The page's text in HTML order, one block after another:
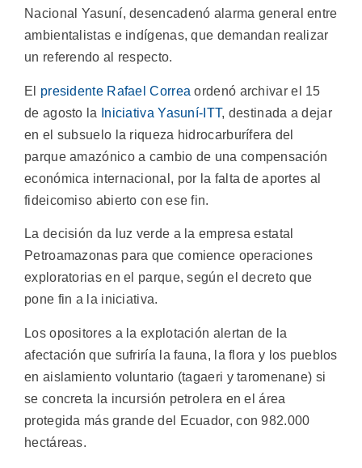
Nacional Yasuní, desencadenó alarma general entre
ambientalistas e indígenas, que demandan realizar
un referendo al respecto.
El presidente Rafael Correa ordenó archivar el 15
de agosto la
Iniciativa Yasuní-ITT, destinada a dejar
en el subsuelo la riqueza hidrocarburífera del
parque amazónico a cambio de una compensación
económica internacional, por la falta de aportes al
fideicomiso abierto con ese fin.
La decisión da luz verde a la empresa estatal
Petroamazonas para que comience operaciones
exploratorias en el parque, según el decreto que
pone fin a la iniciativa.
Los opositores a la explotación alertan de la
afectación que sufriría la fauna, la flora y los pueblos
en aislamiento voluntario (tagaeri y taromenane) si
se concreta la incursión petrolera en el área
protegida más grande del Ecuador, con 982.000
hectáreas.